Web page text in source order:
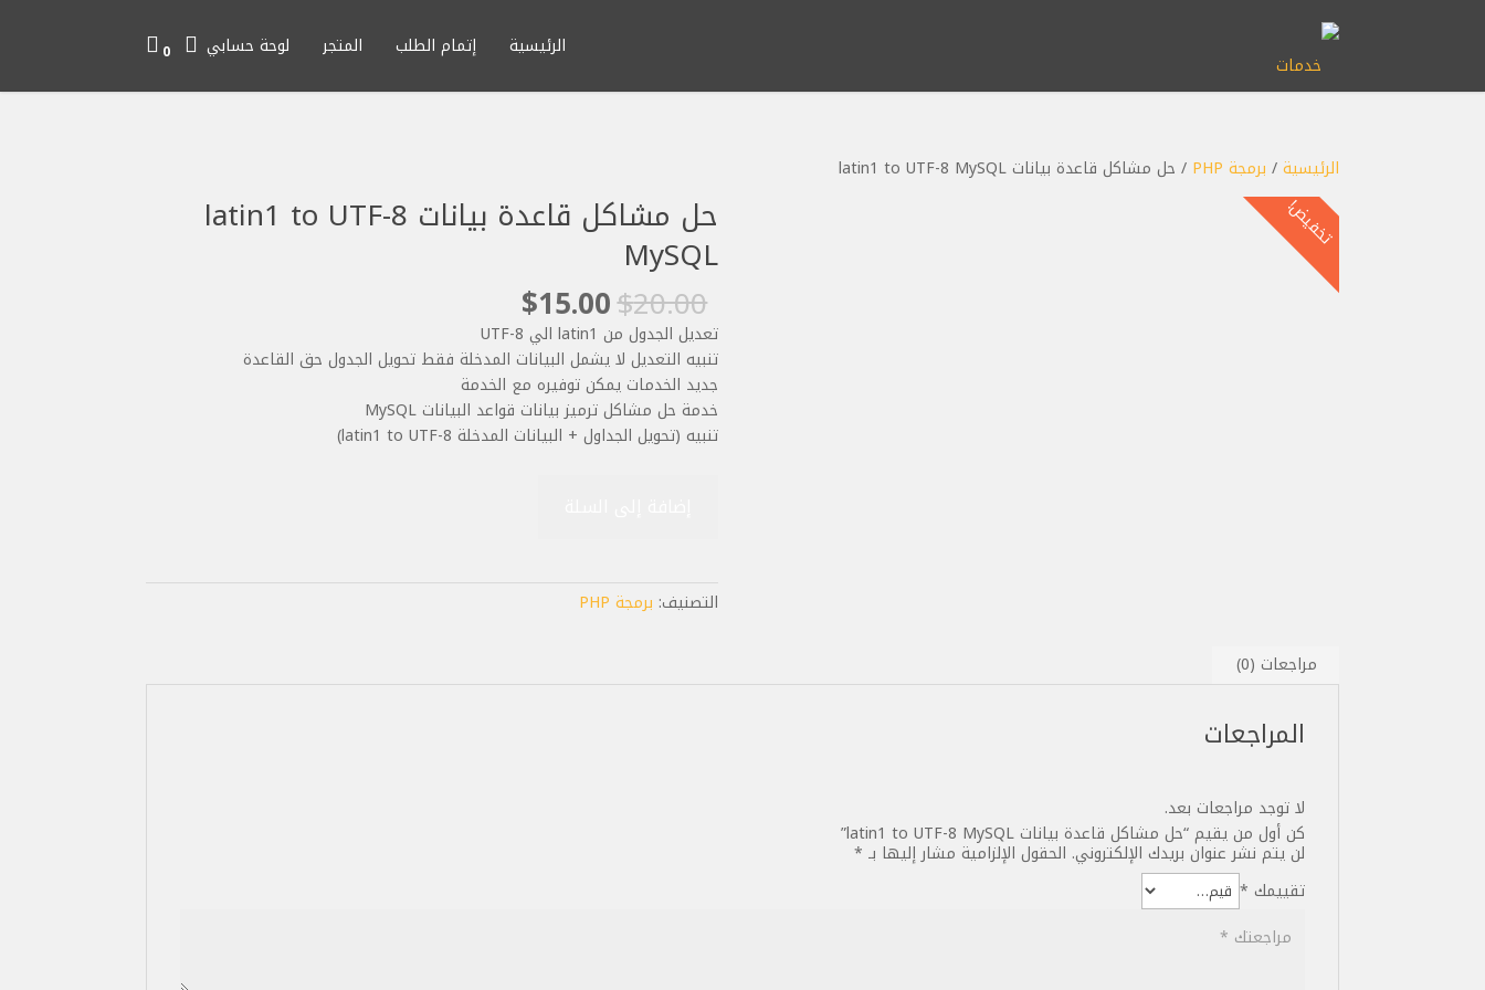
الرئيسية إتمام الطلب المتجر لوحة حسابي 0
الرئيسية/ برمجة PHP / حل مشاكل قاعدة بيانات latin1 to UTF-8 MySQL
تخفيض! حل مشاكل قاعدة بيانات latin1 to UTF-8
MySQL
$20.00 السعر
الأصلي
هو:
$20.00.
$15.00 السعر
الحالي
هو:
$15.00.
تعديل الجدول من latin1 الي UTF-8
تنبيه التعديل لا يشمل البيانات المدخلة فقط تحويل الجدول حق القاعدة
جديد الخدمات يمكن توفيره مع الخدمة
خدمة حل مشاكل ترميز بيانات قواعد البيانات MySQL
تنبيه (تحويل الجداول + البيانات المدخلة latin1 to UTF-8)
بيانات
latin1
8
التصنيف: برمجة PHP
مراجعات (0)
المراجعات
لا توجد مراجعات بعد.
كن أول من يقيم “حل مشاكل قاعدة بيانات latin1 to UTF-8 MySQL”
لن يتم نشر عنوان بريدك الإلكتروني. الحقول الإلزامية مشار إليها بـ *
تقييمك *